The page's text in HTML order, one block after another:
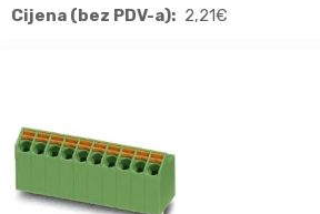
Cijena (bez PDV-a): 2,21€